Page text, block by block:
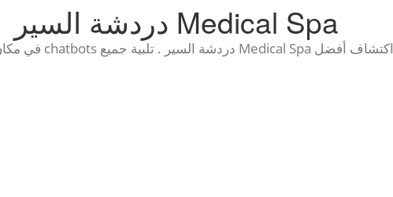
Medical Spa دردشة السير
اكتشاف أفضل Medical Spa دردشة السير . تلبية جميع chatbots في مكان واحد!